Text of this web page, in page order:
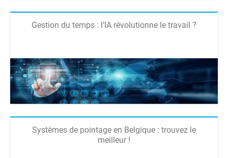
Gestion du temps : l’IA révolutionne le travail ?
Systèmes de pointage en Belgique : trouvez le
meilleur !